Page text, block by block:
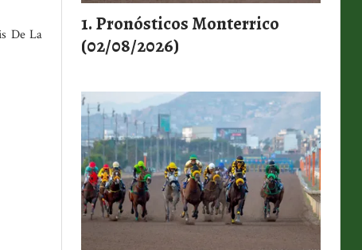
De La
Pronósticos Monterrico
(02/08/2026)